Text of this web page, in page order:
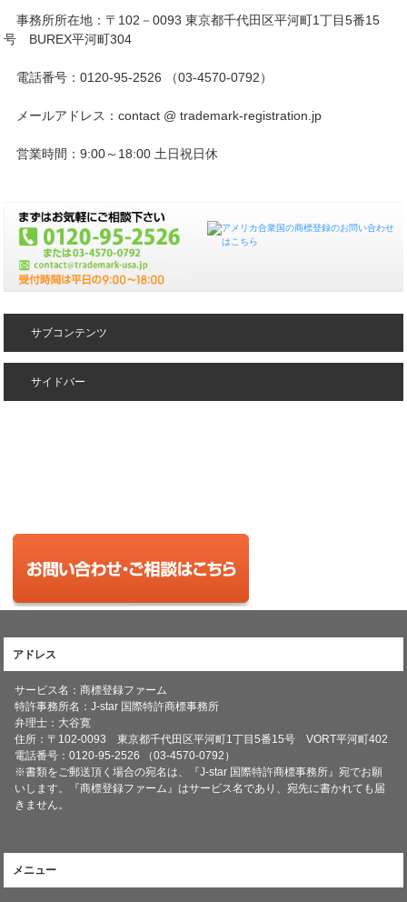
事務所所在地：〒102－0093 東京都千代田区平河町1丁目5番15
号 BUREX平河町304
電話番号：0120-95-2526 （03-4570-0792）
メールアドレス：contact @ trademark-registration.jp
営業時間：9:00～18:00 土日祝日休
サブコンテンツ
サイドバー
アドレス
サービス名：商標登録ファーム
特許事務所名：J-star 国際特許商標事務所
弁理士：大谷寛
住所：〒102-0093 東京都千代田区平河町1丁目5番15号 VORT平河町402
電話番号：0120-95-2526 （03-4570-0792）
※書類をご郵送頂く場合の宛名は、『J-star 国際特許商標事務所』宛でお願
いします。『商標登録ファーム』はサービス名であり、宛先に書かれても届
きません。
メニュー